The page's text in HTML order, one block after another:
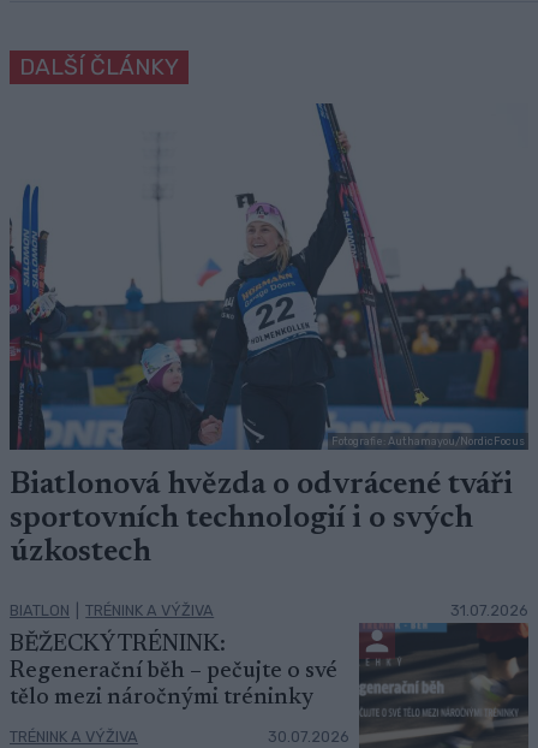
DALŠÍ ČLÁNKY
Fotografie: Authamayou/NordicFocus
Biatlonová hvězda o odvrácené tváři
sportovních technologií i o svých
úzkostech
BIATLON TRÉNINK A VÝŽIVA 31.07.2026
BĚŽECKÝ TRÉNINK:
Regenerační běh – pečujte o své
tělo mezi náročnými tréninky
TRÉNINK A VÝŽIVA 30.07.2026